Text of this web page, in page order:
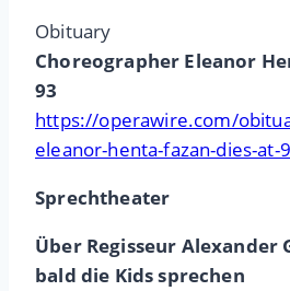
Obituary
Choreographer Eleanor
93
https://operawire.com/
eleanor-henta-fazan-dies-at-
Sprechtheater
Über Regisseur Alexander
bald die Kids sprechen